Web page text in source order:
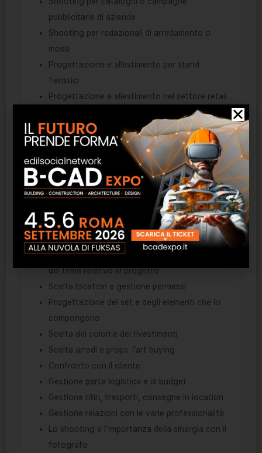
pubblicitarie di aziende
Shooting per redazionali di arredamento o
moda
Progettazione e allestimento per stand
fieristici
Progettazione e allestimento nel settore retail
Home staging nel settore hospitality e nel
campo immobiliare
Home styling per committenze private
Esempio pratico
Fasi di Lavoro:
Conoscere la committenza: studio del brand o
del tema relativo al progetto
Scelta location e gestione permessi
Progettazione del set e degli elementi che lo
compongono
Scelta dei colori e dei rivestimenti
Scelta arredi e props: l’art buying
Confronto con il cliente
Gestione parte logistica e di budget
Gestione ritiri, trasporti, consegne in location
Gestione relazioni con le varie professionalità
Lo shooting e l’importanza della sinergia con il
fotografo